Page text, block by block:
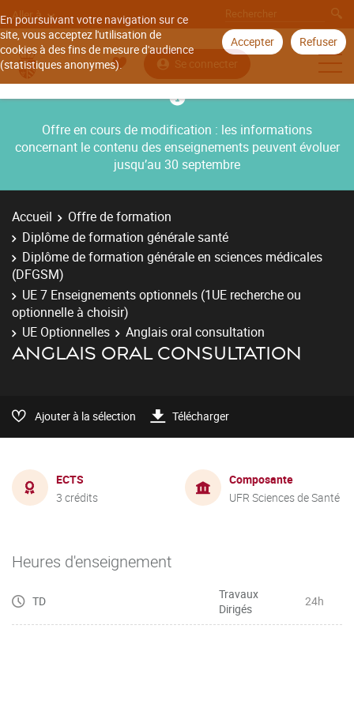
En poursuivant votre navigation sur ce
site, vous acceptez l'utilisation de
cookies à des fins de mesure d'audience
(statistiques anonymes).
Accepter Refuser
Aller à
Se connecter
Offre en cours de modification : les informations
concernant le contenu des enseignements peuvent évoluer
jusqu’au 30 septembre
Accueil
Offre de formation
Diplôme de formation générale santé
Diplôme de formation générale en sciences médicales
(DFGSM)
UE 7 Enseignements optionnels (1UE recherche ou
optionnelle à choisir)
UE Optionnelles
Anglais oral consultation
ANGLAIS ORAL CONSULTATION
Ajouter à la sélection Télécharger
ECTS
3 crédits
Composante
UFR Sciences de Santé
Heures d'enseignement
TD
Travaux
Dirigés
24h